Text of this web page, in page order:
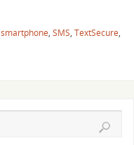
smartphone, SMS, TextSecure,